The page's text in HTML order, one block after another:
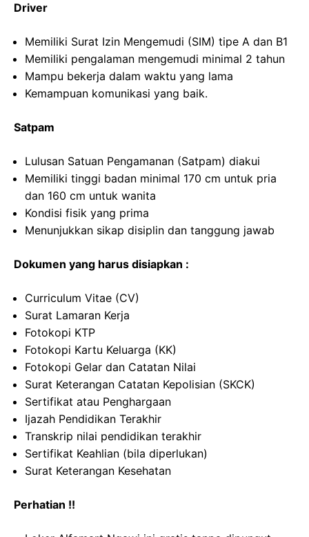
Driver
Memiliki Surat Izin Mengemudi (SIM) tipe A dan B1
Memiliki pengalaman mengemudi minimal 2 tahun
Mampu bekerja dalam waktu yang lama
Kemampuan komunikasi yang baik.
Satpam
Lulusan Satuan Pengamanan (Satpam) diakui
Memiliki tinggi badan minimal 170 cm untuk pria
dan 160 cm untuk wanita
Kondisi fisik yang prima
Menunjukkan sikap disiplin dan tanggung jawab
Dokumen yang harus disiapkan :
Curriculum Vitae (CV)
Surat Lamaran Kerja
Fotokopi KTP
Fotokopi Kartu Keluarga (KK)
Fotokopi Gelar dan Catatan Nilai
Surat Keterangan Catatan Kepolisian (SKCK)
Sertifikat atau Penghargaan
Ijazah Pendidikan Terakhir
Transkrip nilai pendidikan terakhir
Sertifikat Keahlian (bila diperlukan)
Surat Keterangan Kesehatan
Perhatian !!